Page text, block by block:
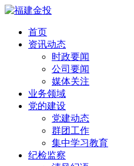
首页
资讯动态
时政要闻
公司要闻
媒体关注
业务领域
党的建设
党建动态
群团工作
集中学习教育
纪检监察